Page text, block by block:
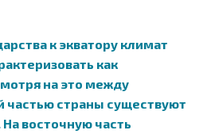
к экватору климат
как
на это между
частью страны существуют
восточную часть